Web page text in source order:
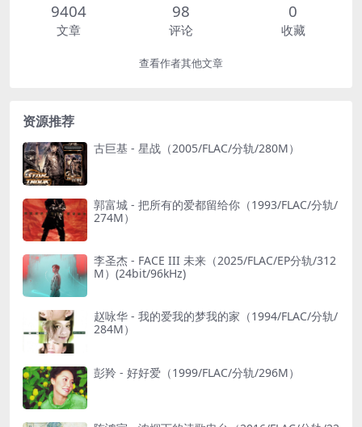
9404
文章
98
评论
0
收藏
查看作者其他文章
资源推荐
古巨基 - 星战（2005/FLAC/分轨/280M）
郭富城 - 把所有的爱都留给你（1993/FLAC/分轨/
274M）
李圣杰 - FACE III 未来（2025/FLAC/EP分轨/312
M）(24bit/96kHz)
赵咏华 - 我的爱我的梦我的家（1994/FLAC/分轨/
284M）
彭羚 - 好好爱（1999/FLAC/分轨/296M）